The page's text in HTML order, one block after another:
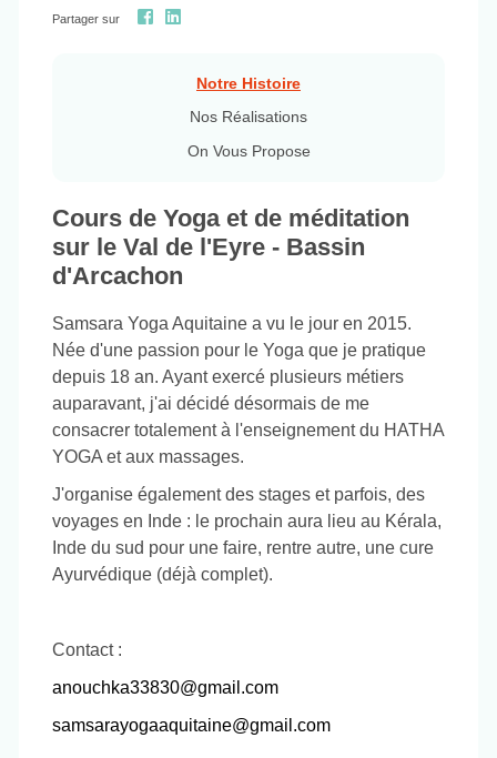
Partager sur
Notre Histoire
Nos Réalisations
On Vous Propose
Cours de Yoga et de méditation
sur le Val de l'Eyre - Bassin
d'Arcachon
Samsara Yoga Aquitaine a vu le jour en 2015.
Née d'une passion pour le Yoga que je pratique
depuis 18 an. Ayant exercé plusieurs métiers
auparavant, j'ai décidé désormais de me
consacrer totalement à l'enseignement du HATHA
YOGA et aux massages.
J'organise également des stages et parfois, des
voyages en Inde : le prochain aura lieu au Kérala,
Inde du sud pour une faire, rentre autre, une cure
Ayurvédique (déjà complet).
Contact :
anouchka33830@gmail.com
samsarayogaaquitaine@gmail.com